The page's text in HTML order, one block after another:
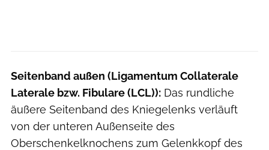
Seitenband außen (Ligamentum Collaterale
Laterale bzw. Fibulare (LCL)): Das rundliche
äußere Seitenband des Kniegelenks verläuft
von der unteren Außenseite des
Oberschenkelknochens zum Gelenkkopf des